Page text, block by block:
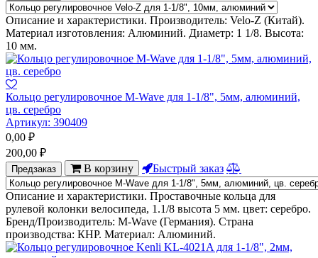
Описание и характеристики. Производитель: Velo-Z (Китай).
Материал изготовления: Алюминий. Диаметр: 1 1/8. Высота:
10 мм.
Кольцо регулировочное M-Wave для 1-1/8", 5мм, алюминий,
цв. серебро
Артикул: 390409
0,00 ₽
200,00 ₽
Предзаказ В корзину Быстрый заказ
Описание и характеристики. Проставочные кольца для
рулевой колонки велосипеда, 1.1/8 высота 5 мм. цвет: серебро.
Бренд/Производитель: M-Wave (Германия). Страна
производства: КНР. Материал: Алюминий.